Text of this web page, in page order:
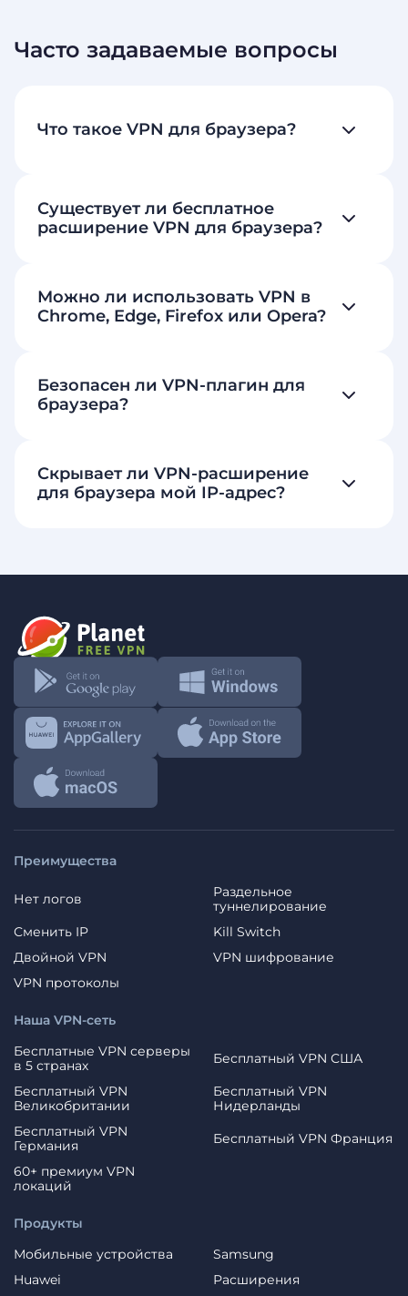
Часто задаваемые вопросы
Что такое VPN для браузера?
Существует ли бесплатное
расширение VPN для браузера?
Можно ли использовать VPN в
Chrome, Edge, Firefox или Opera?
Безопасен ли VPN-плагин для
браузера?
Скрывает ли VPN-расширение
для браузера мой IP-адрес?
Преимущества
Нет логов
Раздельное
туннелирование
Сменить IP
Kill Switch
Двойной VPN
VPN шифрование
VPN протоколы
Продукты
Мобильные устройства
Samsung
Huawei
Расширения
Наша VPN-сеть
Бесплатные VPN серверы
в 5 странах
Бесплатный VPN США
Бесплатный VPN
Великобритании
Бесплатный VPN
Нидерланды
Бесплатный VPN
Германия
Бесплатный VPN Франция
60+ премиум VPN
локаций